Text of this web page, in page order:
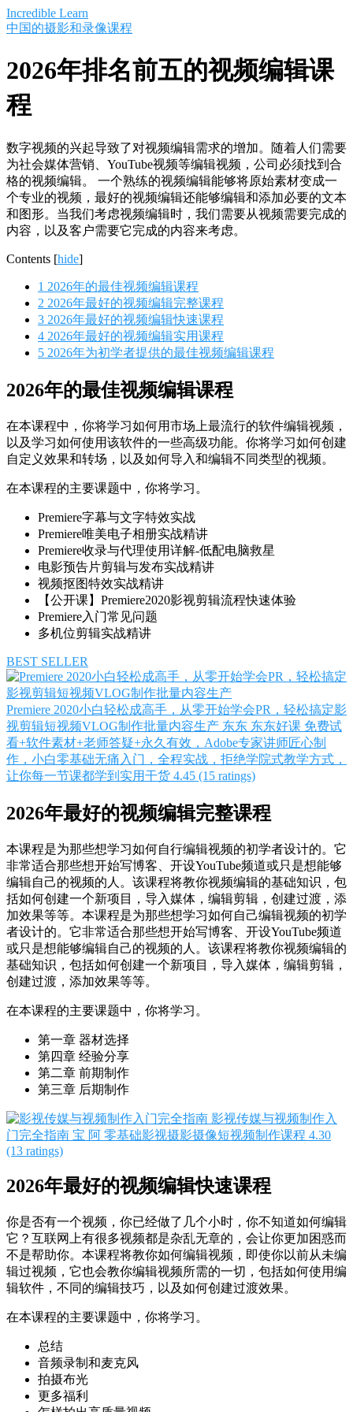
Saltar
al
Incredible Learn
中国的摄影和录像课程
2026年排名前五的视频编辑课
程
数字视频的兴起导致了对视频编辑需求的增加。随着人们需要
为社会媒体营销、YouTube视频等编辑视频，公司必须找到合
格的视频编辑。 一个熟练的视频编辑能够将原始素材变成一
个专业的视频，最好的视频编辑还能够编辑和添加必要的文本
和图形。当我们考虑视频编辑时，我们需要从视频需要完成的
内容，以及客户需要它完成的内容来考虑。
Contents [hide]
1 2026年的最佳视频编辑课程
2 2026年最好的视频编辑完整课程
3 2026年最好的视频编辑快速课程
4 2026年最好的视频编辑实用课程
5 2026年为初学者提供的最佳视频编辑课程
2026年的最佳视频编辑课程
在本课程中，你将学习如何用市场上最流行的软件编辑视频，
以及学习如何使用该软件的一些高级功能。你将学习如何创建
自定义效果和转场，以及如何导入和编辑不同类型的视频。
在本课程的主要课题中，你将学习。
Premiere字幕与文字特效实战
Premiere唯美电子相册实战精讲
Premiere收录与代理使用详解-低配电脑救星
电影预告片剪辑与发布实战精讲
视频抠图特效实战精讲
【公开课】Premiere2020影视剪辑流程快速体验
Premiere入门常见问题
多机位剪辑实战精讲
BEST SELLER
Premiere 2020小白轻松成高手，从零开始学会PR，轻松搞定影
视剪辑短视频VLOG制作批量内容生产 东东 东东好课 免费试
看+软件素材+老师答疑+永久有效，Adobe专家讲师匠心制
作，小白零基础无痛入门，全程实战，拒绝学院式教学方式，
让你每一节课都学到实用干货 4.45 (15 ratings)
2026年最好的视频编辑完整课程
本课程是为那些想学习如何自行编辑视频的初学者设计的。它
非常适合那些想开始写博客、开设YouTube频道或只是想能够
编辑自己的视频的人。该课程将教你视频编辑的基础知识，包
括如何创建一个新项目，导入媒体，编辑剪辑，创建过渡，添
加效果等等。本课程是为那些想学习如何自己编辑视频的初学
者设计的。它非常适合那些想开始写博客、开设YouTube频道
或只是想能够编辑自己的视频的人。该课程将教你视频编辑的
基础知识，包括如何创建一个新项目，导入媒体，编辑剪辑，
创建过渡，添加效果等等。
在本课程的主要课题中，你将学习。
第一章 器材选择
第四章 经验分享
第二章 前期制作
第三章 后期制作
影视传媒与视频制作入
门完全指南 宝 阿 零基础影视摄影摄像短视频制作课程 4.30
(13 ratings)
2026年最好的视频编辑快速课程
你是否有一个视频，你已经做了几个小时，你不知道如何编辑
它？互联网上有很多视频都是杂乱无章的，会让你更加困惑而
不是帮助你。本课程将教你如何编辑视频，即使你以前从未编
辑过视频，它也会教你编辑视频所需的一切，包括如何使用编
辑软件，不同的编辑技巧，以及如何创建过渡效果。
在本课程的主要课题中，你将学习。
总结
音频录制和麦克风
拍摄布光
更多福利